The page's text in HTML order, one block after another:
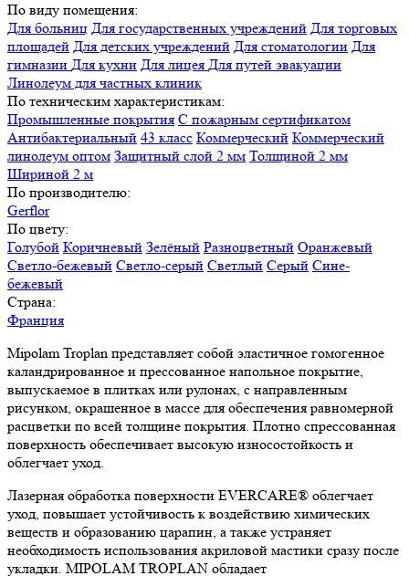
По виду помещения:
Для больниц Для государственных учреждений Для торговых
площадей Для детских учреждений Для стоматологии Для
гимназии Для кухни Для лицея Для путей эвакуации
Линолеум для частных клиник
По техническим характеристикам:
Промышленные покрытия С пожарным сертификатом
Антибактериальный 43 класс Коммерческий Коммерческий
линолеум оптом Защитный слой 2 мм Толщиной 2 мм
Шириной 2 м
По производителю:
Gerflor
По цвету:
Голубой Коричневый Зелёный Разноцветный Оранжевый
Светло-бежевый Светло-серый Светлый Серый Сине-
бежевый
Страна:
Франция
Mipolam Troplan представляет собой эластичное гомогенное
каландрированное и прессованное напольное покрытие,
выпускаемое в плитках или рулонах, с направленным
рисунком, окрашенное в массе для обеспечения равномерной
расцветки по всей толщине покрытия. Плотно спрессованная
поверхность обеспечивает высокую износостойкость и
облегчает уход.
Лазерная обработка поверхности EVERCARE® облегчает
уход, повышает устойчивость к воздействию химических
веществ и образованию царапин, а также устраняет
необходимость использования акриловой мастики сразу после
укладки. MIPOLAM TROPLAN обладает